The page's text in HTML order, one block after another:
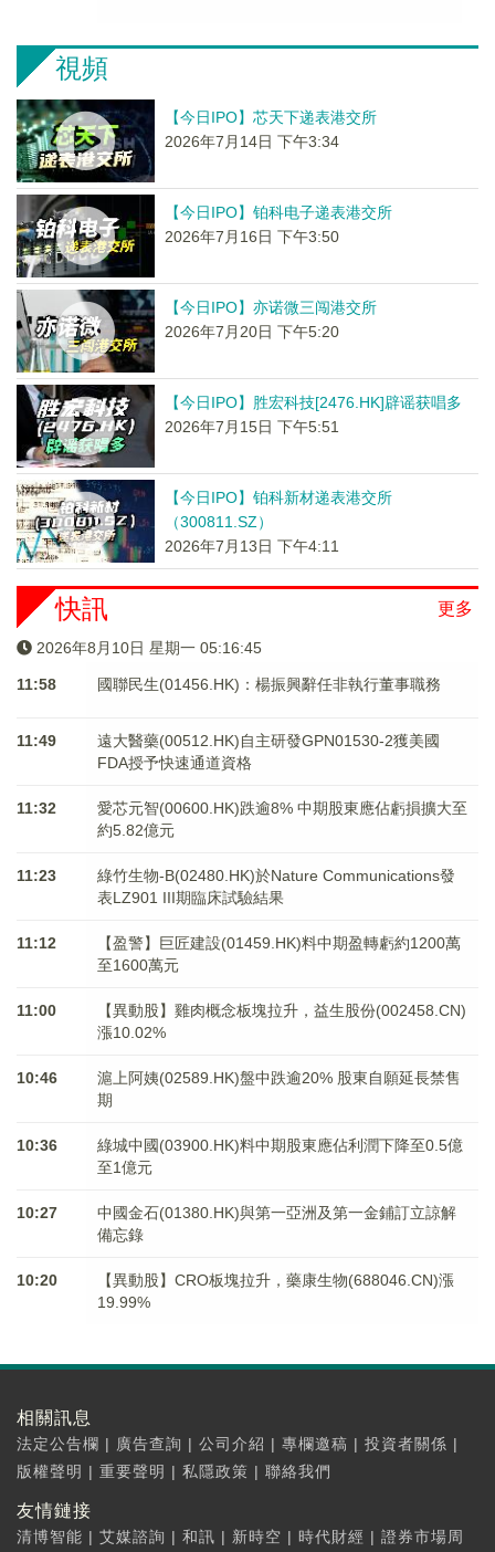
視頻
【今日IPO】芯天下递表港交所
2026年7月14日 下午3:34
【今日IPO】铂科电子递表港交所
2026年7月16日 下午3:50
【今日IPO】亦诺微三闯港交所
2026年7月20日 下午5:20
【今日IPO】胜宏科技[2476.HK]辟谣获唱多
2026年7月15日 下午5:51
【今日IPO】铂科新材递表港交所
（300811.SZ）
2026年7月13日 下午4:11
更多
快訊
2026年8月10日 星期一 05:16:45
11:58 國聯民生(01456.HK)：楊振興辭任非執行董事職務
11:49
遠大醫藥(00512.HK)自主研發GPN01530-2獲美國
FDA授予快速通道資格
11:32
愛芯元智(00600.HK)跌逾8% 中期股東應佔虧損擴大至
約5.82億元
11:23
綠竹生物-B(02480.HK)於Nature Communications發
表LZ901 III期臨床試驗結果
11:12
【盈警】巨匠建設(01459.HK)料中期盈轉虧約1200萬
至1600萬元
11:00
【異動股】雞肉概念板塊拉升，益生股份(002458.CN)
漲10.02%
10:46
滬上阿姨(02589.HK)盤中跌逾20% 股東自願延長禁售
期
10:36
綠城中國(03900.HK)料中期股東應佔利潤下降至0.5億
至1億元
10:27
中國金石(01380.HK)與第一亞洲及第一金鋪訂立諒解
備忘錄
10:20
【異動股】CRO板塊拉升，藥康生物(688046.CN)漲
19.99%
相關訊息
法定公告欄 | 廣告查詢 | 公司介紹 | 專欄邀稿 | 投資者關係 |
版權聲明 | 重要聲明 | 私隱政策 | 聯絡我們
友情鏈接
清博智能 | 艾媒諮詢 | 和訊 | 新時空 | 時代財經 | 證券市場周